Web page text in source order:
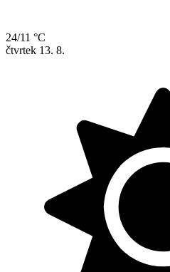
24/11 °C
čtvrtek 13. 8.